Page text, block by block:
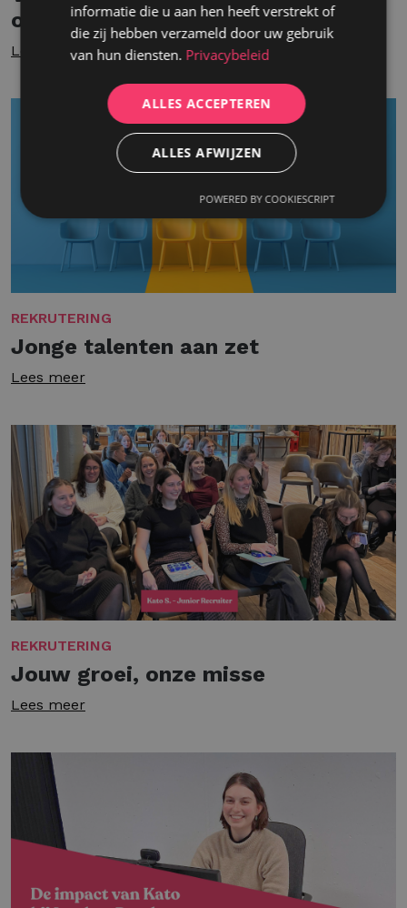
onmisbare kracht
Lees meer
REKRUTERING
Jonge talenten aan zet
Lees meer
REKRUTERING
Jouw groei, onze misse
Lees meer
informatie die u aan hen heeft verstrekt of
die zij hebben verzameld door uw gebruik
van hun diensten. Privacybeleid
ALLES ACCEPTEREN
ALLES AFWIJZEN
POWERED BY COOKIESCRIPT